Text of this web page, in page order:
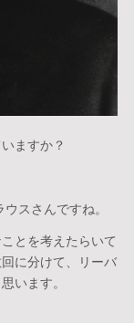
ますか？
スさんですね。
とを考えたらいて
に分けて、リーバ
います。